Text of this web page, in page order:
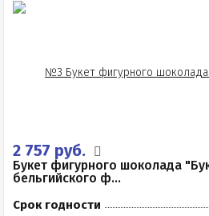
2 757 руб.
Букет фигурного шоколада
бельгийского ф...
Срок годности